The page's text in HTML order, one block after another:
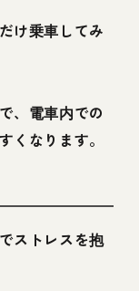
け乗車してみ
、電車内での
くなります。
ストレスを抱